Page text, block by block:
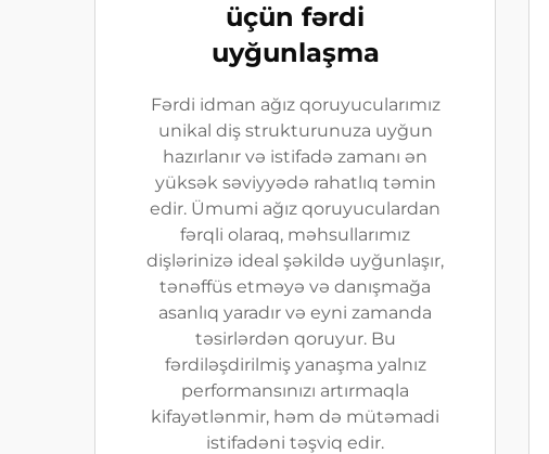
üçün fərdi
uyğunlaşma
Fərdi idman ağız qoruyucularımız
unikal diş strukturunuza uyğun
hazırlanır və istifadə zamanı ən
yüksək səviyyədə rahatlıq təmin
edir. Ümumi ağız qoruyuculardan
fərqli olaraq, məhsullarımız
dişlərinizə ideal şəkildə uyğunlaşır,
tənəffüs etməyə və danışmağa
asanlıq yaradır və eyni zamanda
təsirlərdən qoruyur. Bu
fərdiləşdirilmiş yanaşma yalnız
performansınızı artırmaqla
kifayətlənmir, həm də mütəmadi
istifadəni təşviq edir.